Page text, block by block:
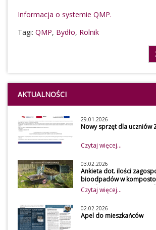
Informacja o systemie QMP.
Tagi: QMP, Bydło, Rolnik
AKTUALNOŚCI
29.01.2026
Nowy sprzęt dla uczniów
Czytaj więcej...
03.02.2026
Ankieta dot. ilości
bioodpadów w
przydomowym w 2026 roku
Szanowni
Z uwagi na
osiągnięcia
Czytaj więcej...
02.02.2026
Apel do mieszkańców